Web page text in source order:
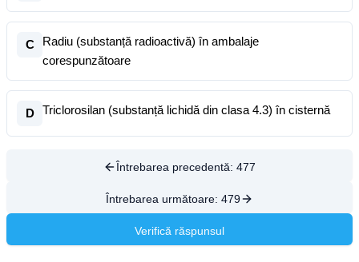
C
Radiu (substanță radioactivă) în ambalaje
corespunzătoare
D Triclorosilan (substanță lichidă din clasa 4.3) în cisternă
Întrebarea precedentă: 477
Întrebarea următoare: 479
Verifică răspunsul